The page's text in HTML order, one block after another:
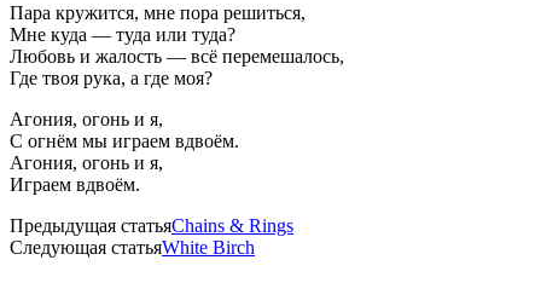
Пара кружится, мне пора решиться,
Мне куда — туда или туда?
Любовь и жалость — всё перемешалось,
Где твоя рука, а где моя?
Агония, огонь и я,
С огнём мы играем вдвоём.
Агония, огонь и я,
Играем вдвоём.
Предыдущая статьяChains & Rings
Следующая статьяWhite Birch